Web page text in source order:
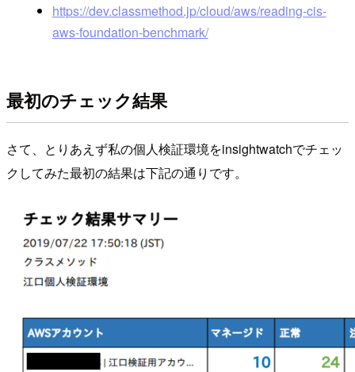
https://dev.classmethod.jp/cloud/aws/reading-cis-
aws-foundation-benchmark/
最初のチェック結果
さて、とりあえず私の個人検証環境をinsightwatchでチェッ
クしてみた最初の結果は下記の通りです。